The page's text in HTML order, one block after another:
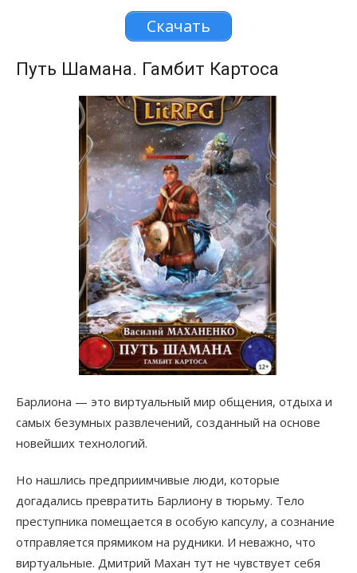
Скачать
Путь Шамана. Гамбит Картоса
Барлиона — это виртуальный мир общения, отдыха и
самых безумных развлечений, созданный на основе
новейших технологий.
Но нашлись предприимчивые люди, которые
догадались превратить Барлиону в тюрьму. Тело
преступника помещается в особую капсулу, а сознание
отправляется прямиком на рудники. И неважно, что
виртуальные. Дмитрий Махан тут не чувствует себя